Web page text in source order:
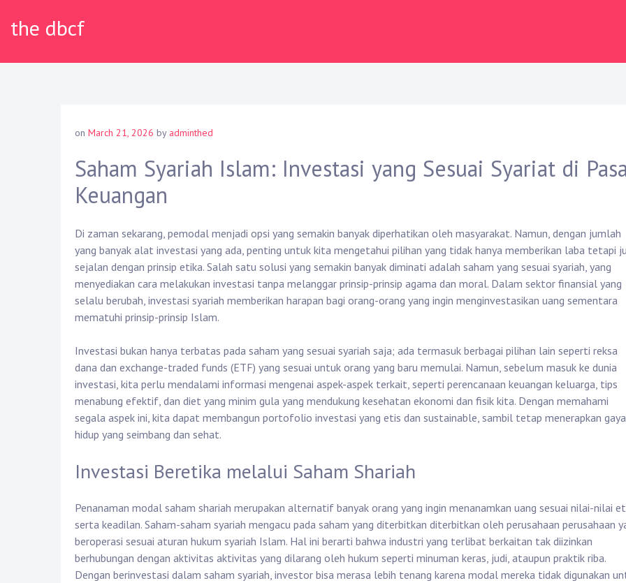
the dbcf
on March 21, 2026 by adminthed
Saham Syariah Islam: Investasi yang Sesuai Syariat di
Keuangan
Di zaman sekarang, pemodal menjadi opsi yang semakin banyak diperhatikan oleh masyarakat. Namun, dengan jumlah
yang banyak alat investasi yang ada, penting untuk kita mengetahui pilihan yang tidak hanya memberikan laba tetapi
sejalan dengan prinsip etika. Salah satu solusi yang semakin banyak diminati adalah saham yang sesuai syariah, yang
menyediakan cara melakukan investasi tanpa melanggar prinsip-prinsip agama dan moral. Dalam sektor finansial yang
selalu berubah, investasi syariah memberikan harapan bagi orang-orang yang ingin menginvestasikan uang sementara
mematuhi prinsip-prinsip Islam.
Investasi bukan hanya terbatas pada saham yang sesuai syariah saja; ada termasuk berbagai pilihan lain seperti reksa
dana dan exchange-traded funds (ETF) yang sesuai untuk orang yang baru memulai. Namun, sebelum masuk ke dunia
investasi, kita perlu mendalami informasi mengenai aspek-aspek terkait, seperti perencanaan keuangan keluarga, tips
menabung efektif, dan diet yang minim gula yang mendukung kesehatan ekonomi dan fisik kita. Dengan memahami
segala aspek ini, kita dapat membangun portofolio investasi yang etis dan sustainable, sambil tetap menerapkan gaya
hidup yang seimbang dan sehat.
Investasi Beretika melalui Saham Shariah
Penanaman modal saham shariah merupakan alternatif banyak orang yang ingin menanamkan uang sesuai nilai-nilai
serta keadilan. Saham-saham syariah mengacu pada saham yang diterbitkan diterbitkan oleh perusahaan perusahaan
beroperasi sesuai aturan hukum syariah Islam. Hal ini berarti bahwa industri yang terlibat berkaitan tak diizinkan
berhubungan dengan aktivitas aktivitas yang dilarang oleh hukum seperti minuman keras, judi, ataupun praktik riba.
Dengan berinvestasi dalam saham syariah, investor bisa merasa lebih tenang karena modal mereka tidak digunakan